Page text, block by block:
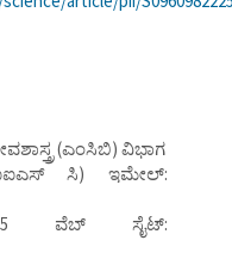
(ಎಂಸಿಬಿ) ವಿಭಾಗ
ಸಿ) ಇಮೇಲ್:
ವೆಬ್ ಸೈಟ್: